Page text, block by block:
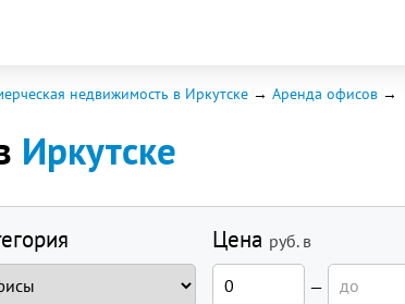
недвижимость в Иркутске Аренда офисов
Иркутске
Цена руб. в
—